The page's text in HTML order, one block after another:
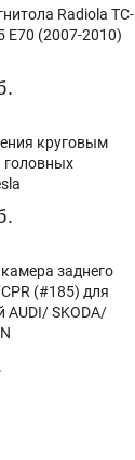
Radiola TC-
E70 (2007-2010)
круговым
головных
заднего
(#185) для
AUDI/ SKODA/